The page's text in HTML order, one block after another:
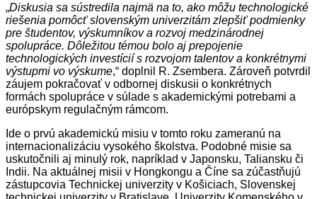
„Diskusia sa sústredila najmä na to, ako môžu technologické
riešenia pomôcť slovenským univerzitám zlepšiť podmienky
pre študentov, výskumníkov a rozvoj medzinárodnej
spolupráce. Dôležitou témou bolo aj prepojenie
technologických investícií s rozvojom talentov a konkrétnymi
výstupmi vo výskume,“ doplnil R. Zsembera. Zároveň potvrdil
záujem pokračovať v odbornej diskusii o konkrétnych
formách spolupráce v súlade s akademickými potrebami a
európskym regulačným rámcom.
Ide o prvú akademickú misiu v tomto roku zameranú na
internacionalizáciu vysokého školstva. Podobné misie sa
uskutočnili aj minulý rok, napríklad v Japonsku, Taliansku či
Indii. Na aktuálnej misii v Hongkongu a Číne sa zúčastňujú
zástupcovia Technickej univerzity v Košiciach, Slovenskej